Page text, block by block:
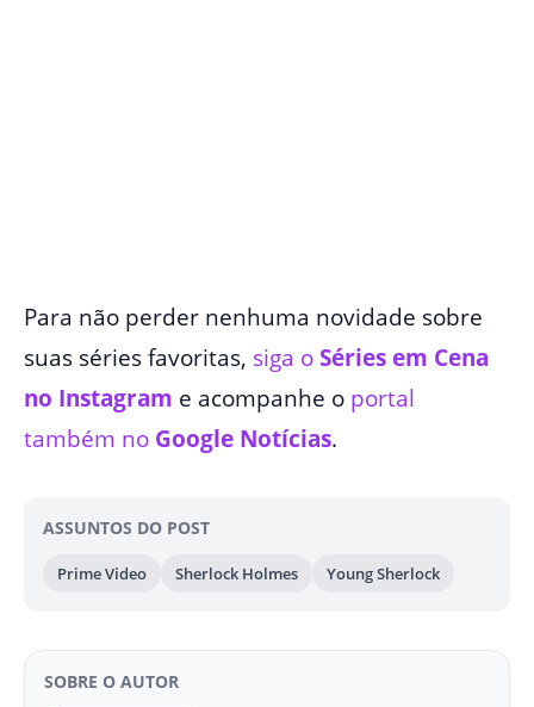
Para não perder nenhuma novidade sobre
suas séries favoritas, siga oSéries em Cena
no Instagram e acompanhe o portal
também no Google Notícias.
ASSUNTOS DO POST
Prime Video Sherlock Holmes Young Sherlock
SOBRE O AUTOR